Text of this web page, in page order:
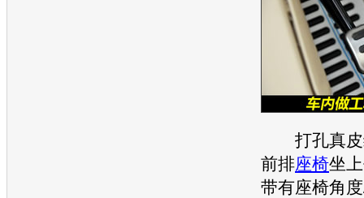
打孔真皮
前排座椅坐
带有座椅角